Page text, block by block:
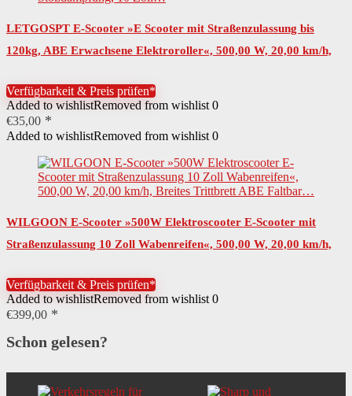
LETGOSPT E-Scooter »E Scooter mit Straßenzulassung bis
120kg, ABE Erwachsene Elektroroller«, 500,00 W, 20,00 km/h,
Verfügbarkeit & Preis prüfen*
Added to wishlistRemoved from wishlist 0
€35,00
Added to wishlistRemoved from wishlist 0
WILGOON E-Scooter »500W Elektroscooter E-Scooter mit
Straßenzulassung 10 Zoll Wabenreifen«, 500,00 W, 20,00 km/h,
Verfügbarkeit & Preis prüfen*
Added to wishlistRemoved from wishlist 0
€399,00
Schon gelesen?